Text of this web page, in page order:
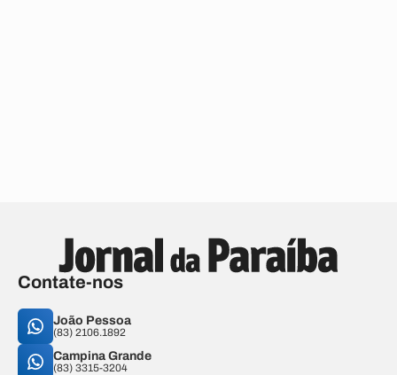
Contate-nos
João Pessoa
(83) 2106.1892
Campina Grande
(83) 3315-3204